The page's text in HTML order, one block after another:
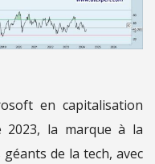
en capitalisation
2023, la marque à la
de la tech, avec